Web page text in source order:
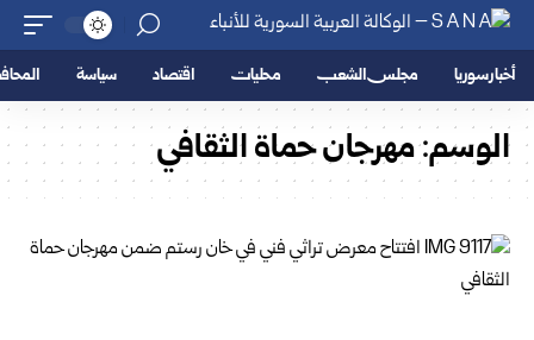
أخبار سوريا مجلس الشعب محليات اقتصاد سياسة
الوسم:مهرجان حماة الثقافي